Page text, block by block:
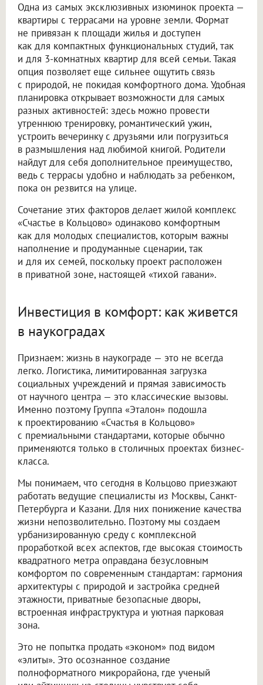
Одна из самых эксклюзивных изюминок проекта —
квартиры с террасами на уровне земли. Формат
не привязан к площади жилья и доступен
как для компактных функциональных студий, так
и для 3-комнатных квартир для всей семьи. Такая
опция позволяет еще сильнее ощутить связь
с природой, не покидая комфортного дома. Удобная
планировка открывает возможности для самых
разных активностей: здесь можно провести
утреннюю тренировку, романтический ужин,
устроить вечеринку с друзьями или погрузиться
в размышления над любимой книгой. Родители
найдут для себя дополнительное преимущество,
ведь с террасы удобно и наблюдать за ребенком,
пока он резвится на улице.
Сочетание этих факторов делает жилой комплекс
«Счастье в Кольцово» одинаково комфортным
как для молодых специалистов, которым важны
наполнение и продуманные сценарии, так
и для их семей, поскольку проект расположен
в приватной зоне, настоящей «тихой гавани».
Инвестиция в комфорт: как живется
в наукоградах
Признаем: жизнь в наукограде — это не всегда
легко. Логистика, лимитированная загрузка
социальных учреждений и прямая зависимость
от научного центра — это классические вызовы.
Именно поэтому Группа «Эталон» подошла
к проектированию «Счастья в Кольцово»
с премиальными стандартами, которые обычно
применяются только в столичных проектах бизнес-
класса.
Мы понимаем, что сегодня в Кольцово приезжают
работать ведущие специалисты из Москвы, Санкт-
Петербурга и Казани. Для них понижение качества
жизни непозволительно. Поэтому мы создаем
урбанизированную среду с комплексной
проработкой всех аспектов, где высокая стоимость
квадратного метра оправдана безусловным
комфортом по современным стандартам: гармония
архитектуры с природой и застройка средней
этажности, приватные безопасные дворы,
встроенная инфраструктура и уютная парковая
зона.
Это не попытка продать «эконом» под видом
«элиты». Это осознанное создание
полноформатного микрорайона, где ученый